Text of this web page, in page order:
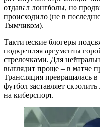
отдавал лонгболы, но
происходило (не в
Тымчиком).
Тактические блогеры
подкрепляя аргументы
стрелочками. Для
выглядит проще – в матче
Трансляция превращалась
футбол заставляет
на киберспорт.